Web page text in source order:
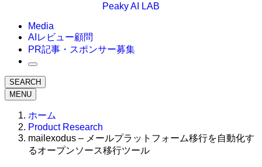
Peaky AI LAB
Media
AIレビュー顧問
PR記事・スポンサー募集
SEARCH
MENU
ホーム
Product Research
mailexodus – メールプラットフォーム移行を自動化す
るオープンソース移行ツール